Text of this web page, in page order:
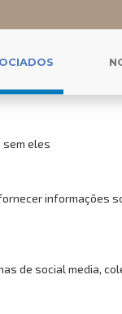
e acesso
eles
informações
de social media,